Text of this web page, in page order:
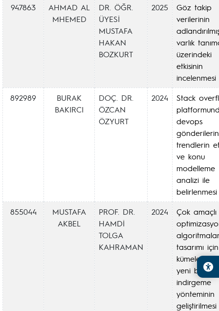
947863
AHMAD AL
MHEMED
DR. ÖĞR.
ÜYESİ
MUSTAFA
HAKAN
BOZKURT
2025
Göz takip
verilerinin
varlık
üzerindeki
etkisinin
incelenmesi
892989
BURAK
BAKIRCI
DOÇ. DR.
ÖZCAN
ÖZYURT
2024
Stack
devops
trendlerin
ve konu
modelleme
analizi ile
belirlenmesi
855044
MUSTAFA
AKBEL
PROF. DR.
HAMDİ
TOLGA
KAHRAMAN
2024
Çok amaçlı
tasarımı için
kümeleme
yeni bir
indirgeme
yönteminin